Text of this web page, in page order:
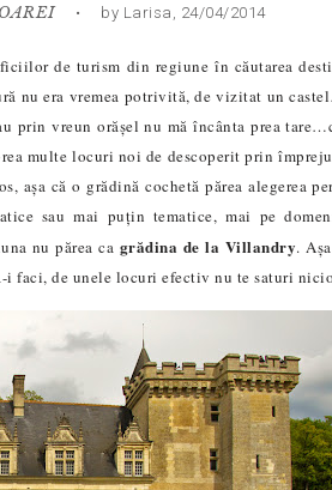
• by Larisa, 24/04/2014
de turism din regiune în căutarea
nu era vremea potrivită, de vizitat un
prin vreun orășel nu mă încânta prea
multe locuri noi de descoperit prin
așa că o grădină cochetă părea alegerea
sau mai puțin tematice, mai pe
nu părea ca grădina de la Villandry.
i faci, de unele locuri efectiv nu te saturi